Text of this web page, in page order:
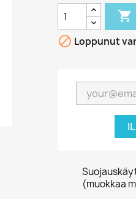

 Loppunut
(muokkaa